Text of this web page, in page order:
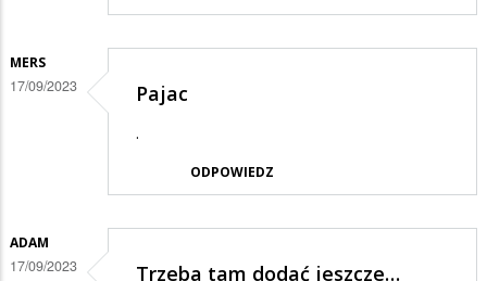
MERS
17/09/2023 Pajac
.
ODPOWIEDZ
ADAM
17/09/2023 Trzeba tam dodać jeszcze…